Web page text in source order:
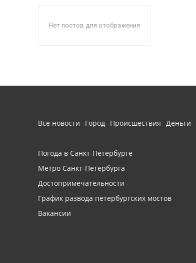
Нет постов для отображения
Все новости Город Происшествия Деньги
Погода в Санкт-Петербурге
Метро Санкт-Петербурга
Достопримечательности
График развода петербургских мостов
Вакансии